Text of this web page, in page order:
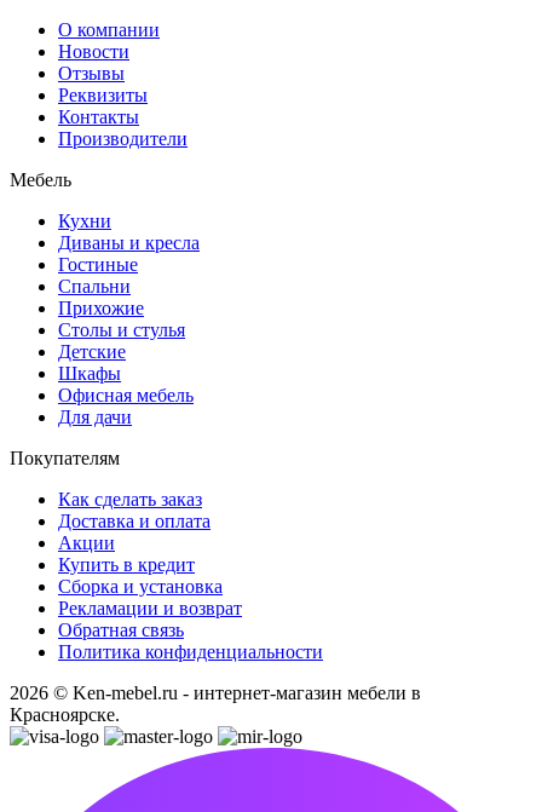
О компании
Новости
Отзывы
Реквизиты
Контакты
Производители
Мебель
Кухни
Диваны и кресла
Гостиные
Спальни
Прихожие
Столы и стулья
Детские
Шкафы
Офисная мебель
Для дачи
Покупателям
Как сделать заказ
Доставка и оплата
Акции
Купить в кредит
Сборка и установка
Рекламации и возврат
Обратная связь
Политика конфиденциальности
2026 © Ken-mebel.ru - интернет-магазин мебели в
Красноярске.